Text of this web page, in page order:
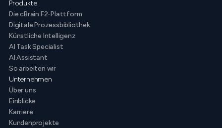
Produkte
Die cBrain F2-Plattform
Digitale Prozessbibliothek
Künstliche Intelligenz
AI Task Specialist
AI Assistant
So arbeiten wir
Unternehmen
Über uns
Einblicke
Karriere
Kundenprojekte